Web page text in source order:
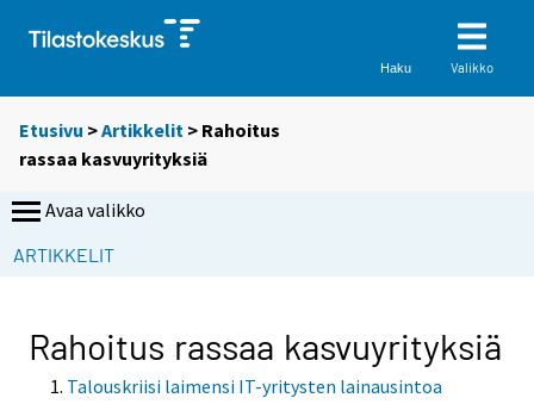
Haku Valikko
Etusivu >Artikkelit > Rahoitus
rassaa kasvuyrityksiä
Avaa valikko
ARTIKKELIT
Rahoitus rassaa kasvuyrityksiä
Talouskriisi laimensi IT-yritysten lainausintoa